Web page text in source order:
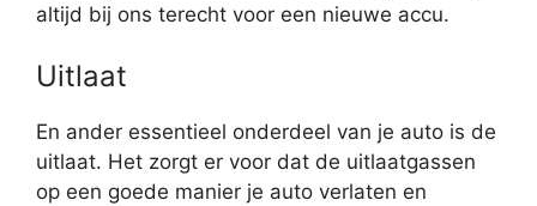
altijd bij ons terecht voor een nieuwe accu.
Uitlaat
En ander essentieel onderdeel van je auto is de
uitlaat. Het zorgt er voor dat de uitlaatgassen
op een goede manier je auto verlaten en